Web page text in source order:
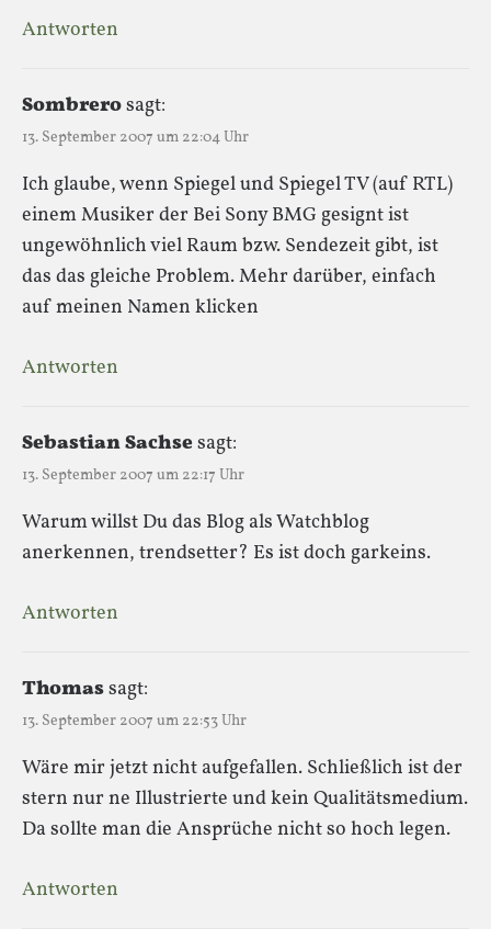
Antworten
Sombrerosagt:
13. September 2007 um 22:04 Uhr
Ich glaube, wenn Spiegel und Spiegel TV (auf RTL)
einem Musiker der Bei Sony BMG gesignt ist
ungewöhnlich viel Raum bzw. Sendezeit gibt, ist
das das gleiche Problem. Mehr darüber, einfach
auf meinen Namen klicken
Antworten
Sebastian Sachsesagt:
13. September 2007 um 22:17 Uhr
Warum willst Du das Blog als Watchblog
anerkennen, trendsetter? Es ist doch garkeins.
Antworten
Thomassagt:
13. September 2007 um 22:53 Uhr
Wäre mir jetzt nicht aufgefallen. Schließlich ist der
stern nur ne Illustrierte und kein Qualitätsmedium.
Da sollte man die Ansprüche nicht so hoch legen.
Antworten